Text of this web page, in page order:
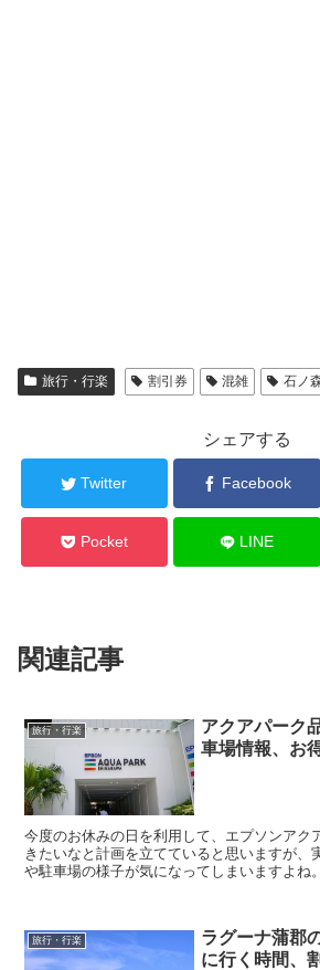
旅行・行楽 割引券 混雑 石ノ
シェアする
Twitter Facebook
Pocket LINE
関連記事
旅行・行楽
アクアパーク
車場情報、お
今度のお休みの日を利用して、エプソンアク
きたいなと計画を立てていると思いますが、
や駐車場の様子が気になってしまいますよね。 さらに、料金を見
旅行・行楽
ラグーナ蒲郡
に行く時間、